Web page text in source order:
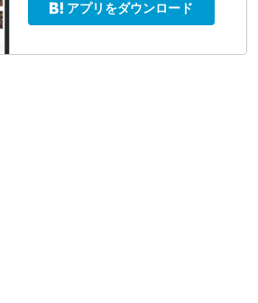
アプリをダウンロード